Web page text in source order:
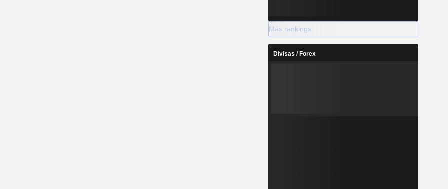
Más rankings
Divisas / Forex